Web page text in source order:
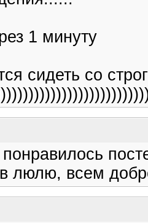
1 минуту
сидеть со
люлю, всем